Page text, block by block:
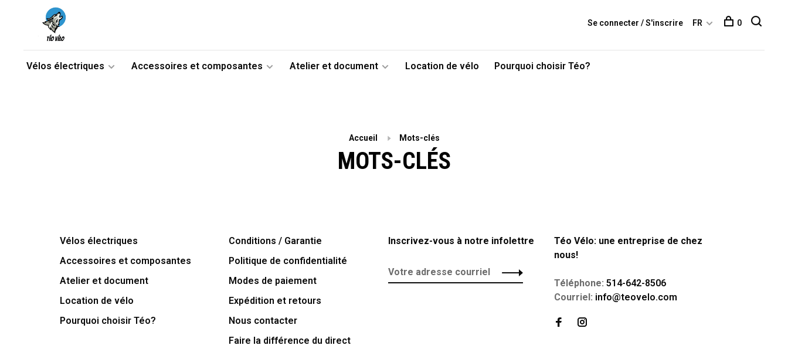
Vélos électriques Accessoires et composantes Atelier et document Location de vélo Pourquoi choisir Téo?
Se connecter / S'inscrire FR 0
Accueil Mots-clés
MOTS-CLÉS
Vélos électriques
Accessoires et composantes
Atelier et document
Location de vélo
Pourquoi choisir Téo?
Conditions / Garantie
Politique de confidentialité
Modes de paiement
Expédition et retours
Nous contacter
Faire la différence du direct
Inscrivez-vous à notre infolettre
Téo Vélo: une entreprise de chez
nous!
Téléphone: 514-642-8506
Courriel: info@teovelo.com